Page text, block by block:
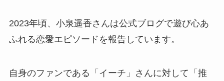
2023年頃、小泉遥香さんは公式ブログで遊び心あ
ふれる恋愛エピソードを報告しています。
自身のファンである「イーチ」さんに対して「推